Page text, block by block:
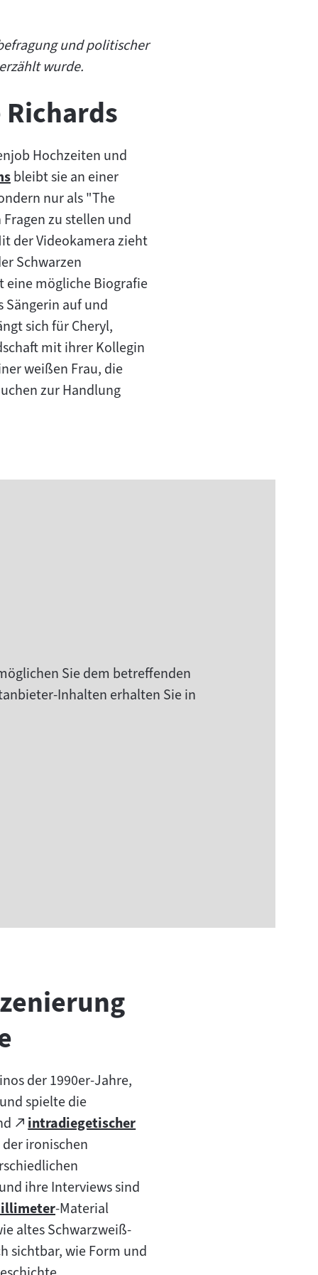
und politischer
wurde.
Richards
Hochzeiten und
bleibt sie an einer
nur als "The
zu stellen und
der Videokamera zieht
Schwarzen
eine mögliche Biografie
Sängerin auf und
sich für Cheryl,
mit ihrer Kollegin
weißen Frau, die
zur Handlung
Sie dem betreffenden
Inhalten erhalten Sie in
der 1990er-Jahre,
und spielte die
Zum
externen
Inhalt:
intradiegetischer
(öffnet
im
neuen
Tab)
ironischen
ihre Interviews sind
-Material
altes Schwarzweiß-
sichtbar, wie Form und